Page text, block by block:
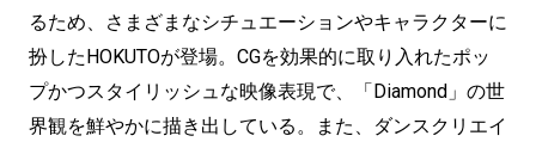
るため、さまざまなシチュエーションやキャラクターに
扮したHOKUTOが登場。CGを効果的に取り入れたポッ
プかつスタイリッシュな映像表現で、「Diamond」の世
界観を鮮やかに描き出している。また、ダンスクリエイ